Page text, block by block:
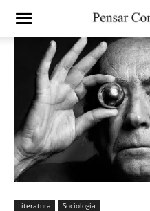
Literatura Sociologia